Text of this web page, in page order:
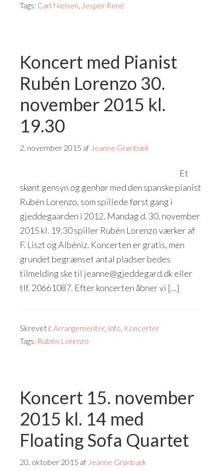
Tags: Carl Nielsen, Jesper René
Koncert med Pianist
Rubén Lorenzo 30.
november 2015 kl.
19.30
2. november 2015 af Jeanne Grønbæk
Et
skønt gensyn og genhør med den spanske pianist
Rubén Lorenzo, som spillede først gang i
gjeddegaarden i 2012. Mandag d. 30. november
2015 kl. 19.30 spiller Rubén Lorenzo værker af
F. Liszt og Albéniz. Koncerten er gratis, men
grundet begrænset antal pladser bedes
tilmelding ske til jeanne@gjeddegard.dk eller
tlf. 20661087. Efter koncerten åbner vi […]
Skrevet i: Arrangementer, Info, Koncerter
Tags: Rubén Lorenzo
Koncert 15. november
2015 kl. 14 med
Floating Sofa Quartet
20. oktober 2015 af Jeanne Grønbæk